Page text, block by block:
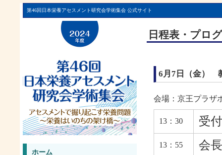
第46回日本栄養アセスメント研究会学術集会 公式サイト
ホーム
日程表・プロ
6月7日（金）
会場：京王プラザ
13：30 受付
13：55 会